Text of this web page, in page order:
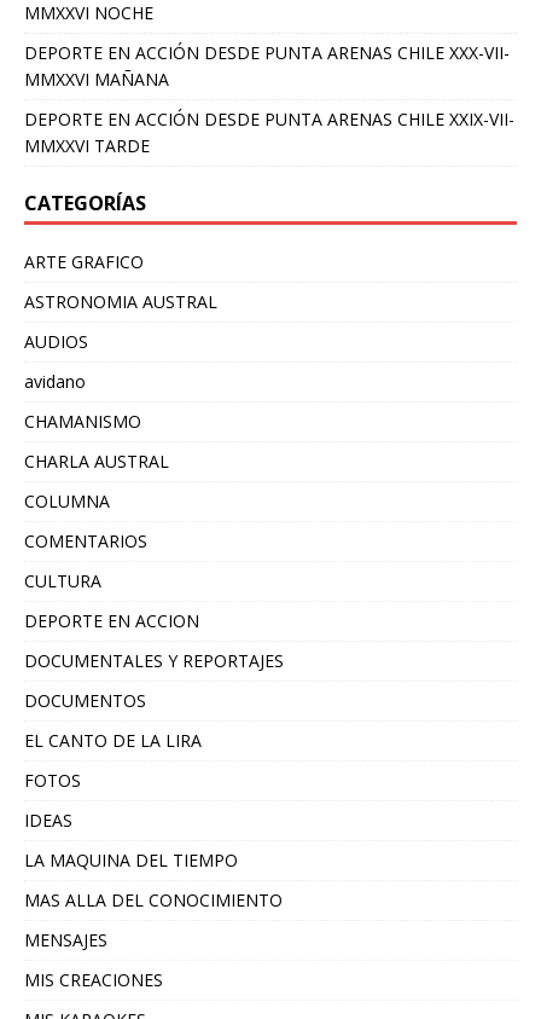
MMXXVI NOCHE
DEPORTE EN ACCIÓN DESDE PUNTA ARENAS CHILE XXX-VII-
MMXXVI MAÑANA
DEPORTE EN ACCIÓN DESDE PUNTA ARENAS CHILE XXIX-VII-
MMXXVI TARDE
CATEGORÍAS
ARTE GRAFICO
ASTRONOMIA AUSTRAL
AUDIOS
avidano
CHAMANISMO
CHARLA AUSTRAL
COLUMNA
COMENTARIOS
CULTURA
DEPORTE EN ACCION
DOCUMENTALES Y REPORTAJES
DOCUMENTOS
EL CANTO DE LA LIRA
FOTOS
IDEAS
LA MAQUINA DEL TIEMPO
MAS ALLA DEL CONOCIMIENTO
MENSAJES
MIS CREACIONES